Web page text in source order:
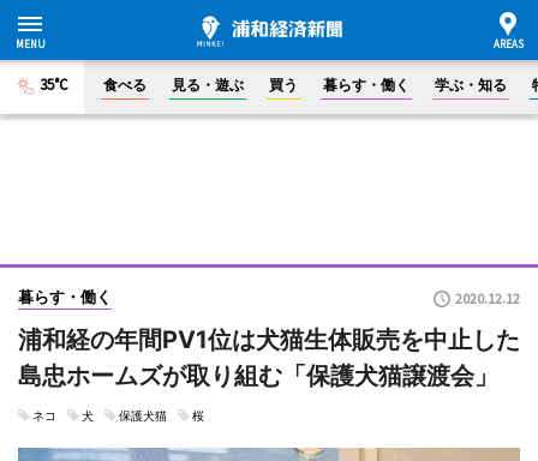
35°C 食べる 見る・遊ぶ 買う 暮らす・働く 学ぶ・知る
暮らす・働く 2020.12.12
浦和経の年間PV1位は犬猫生体販売を中止した
島忠ホームズが取り組む「保護犬猫譲渡会」
ネコ 犬 保護犬猫 桜